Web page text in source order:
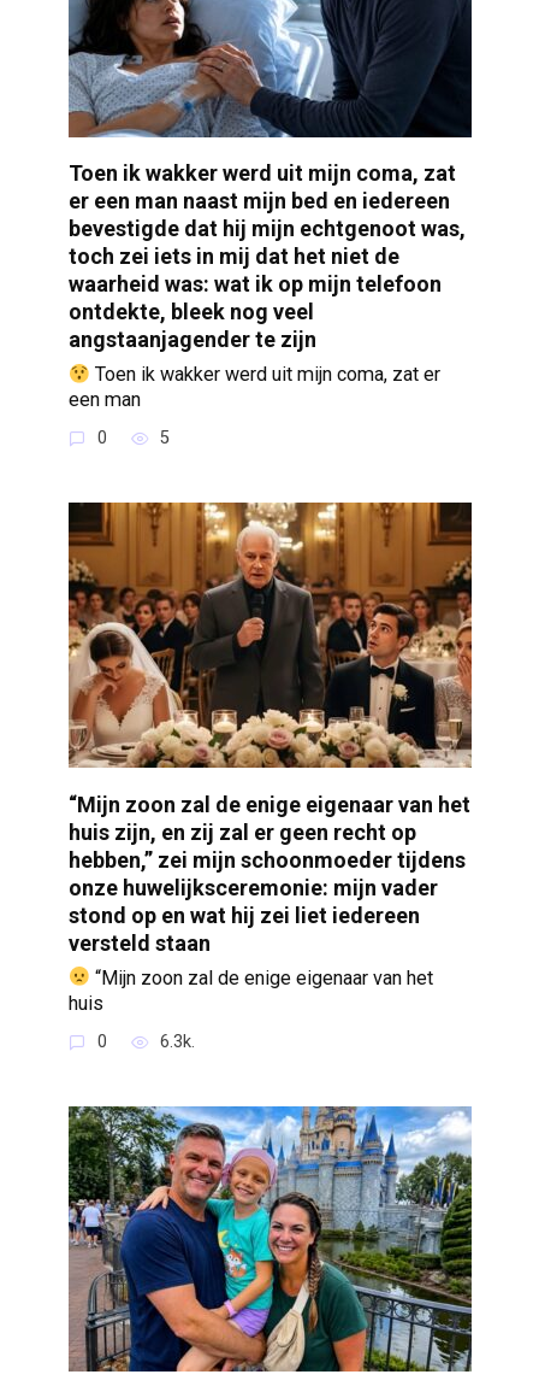
Toen ik wakker werd uit mijn coma, zat
er een man naast mijn bed en iedereen
bevestigde dat hij mijn echtgenoot was,
toch zei iets in mij dat het niet de
waarheid was: wat ik op mijn telefoon
ontdekte, bleek nog veel
angstaanjagender te zijn
Toen ik wakker werd uit mijn coma, zat er
een man
0 5
“Mijn zoon zal de enige eigenaar van het
huis zijn, en zij zal er geen recht op
hebben,” zei mijn schoonmoeder tijdens
onze huwelijksceremonie: mijn vader
stond op en wat hij zei liet iedereen
versteld staan
“Mijn zoon zal de enige eigenaar van het
huis
0 6.3k.